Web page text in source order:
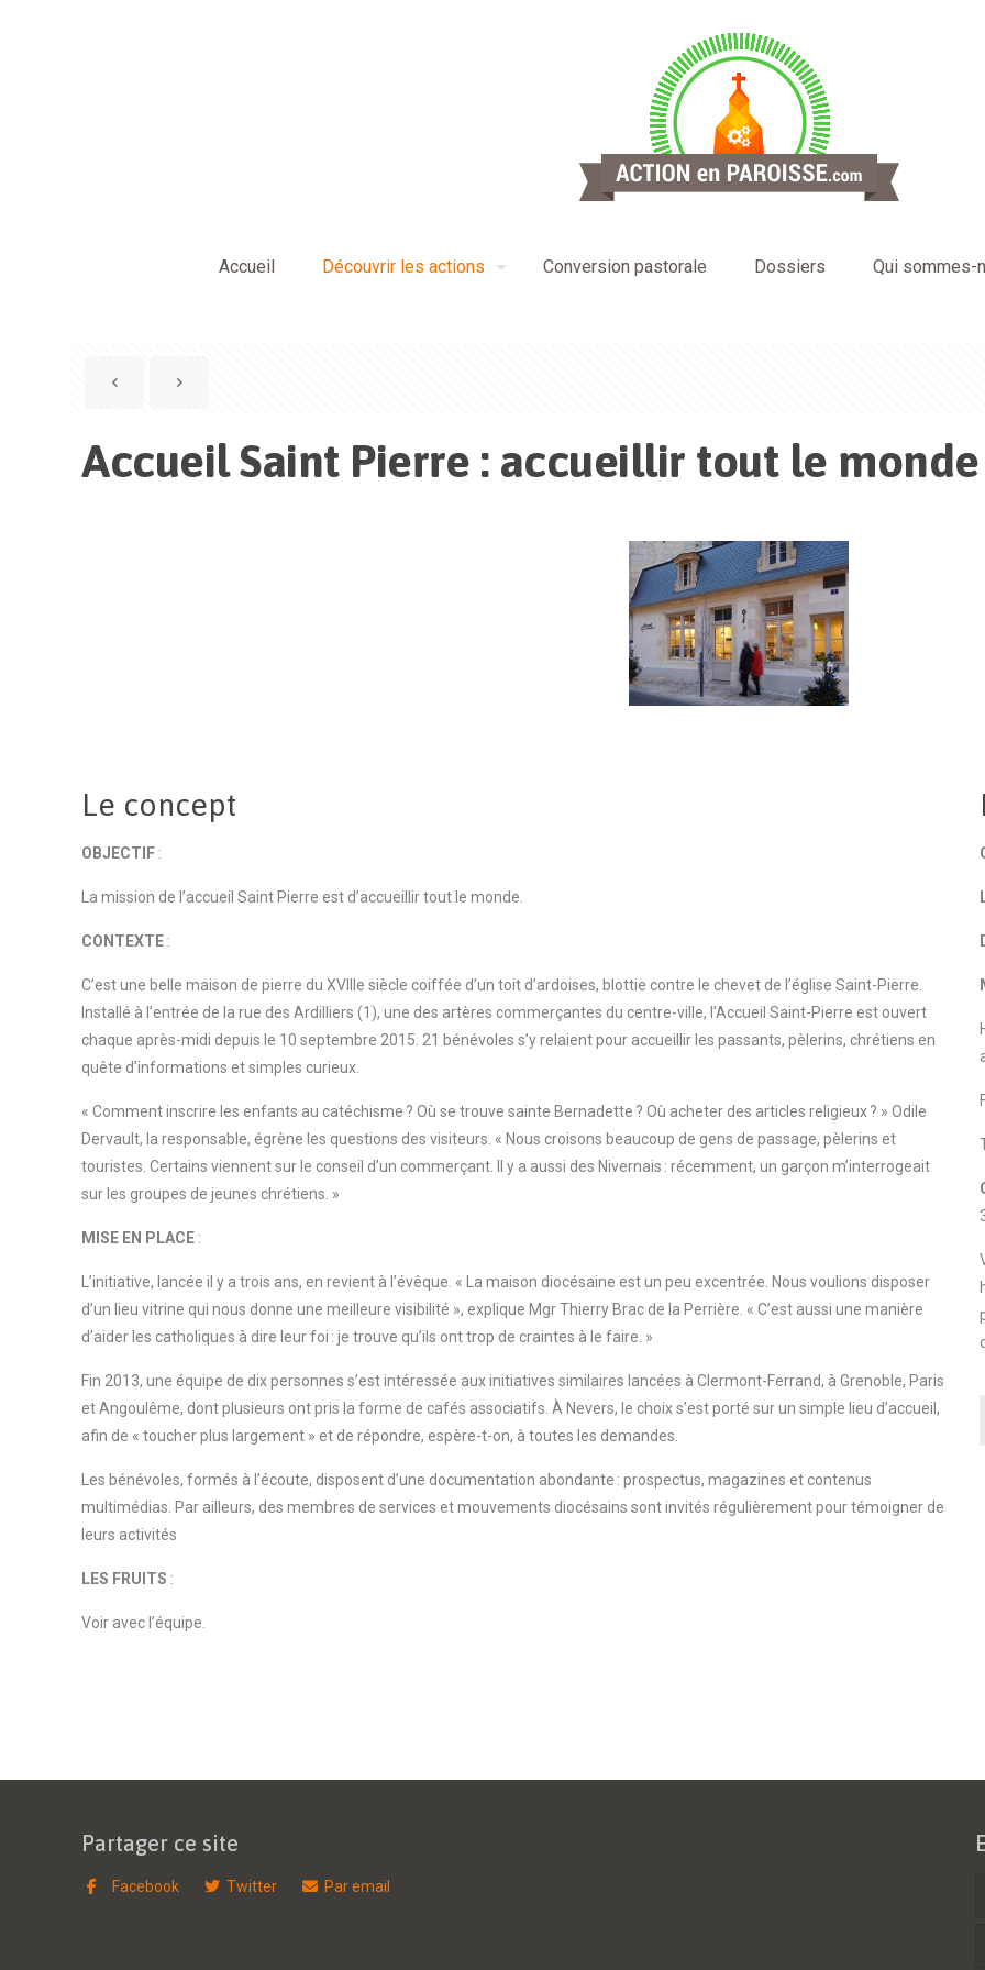
Accueil Découvrir les actions Conversion pastorale Dossiers Qui sommes-
Accueil Saint Pierre : accueillir tout le monde
Le concept
OBJECTIF :
La mission de l’accueil Saint Pierre est d’accueillir tout le monde.
CONTEXTE :
C’est une belle maison de pierre du XVIIIe siècle coiffée d’un toit d’ardoises, blottie contre le chevet de l’église Saint-Pierre.
Installé à l’entrée de la rue des Ardilliers (1), une des artères commerçantes du centre-ville, l’Accueil Saint-Pierre est ouvert
chaque après-midi depuis le 10 septembre 2015. 21 bénévoles s’y relaient pour accueillir les passants, pèlerins, chrétiens en
quête d’informations et simples curieux.
« Comment inscrire les enfants au catéchisme ? Où se trouve sainte Bernadette ? Où acheter des articles religieux ? » Odile
Dervault, la responsable, égrène les questions des visiteurs. « Nous croisons beaucoup de gens de passage, pèlerins et
touristes. Certains viennent sur le conseil d’un commerçant. Il y a aussi des Nivernais : récemment, un garçon m’interrogeait
sur les groupes de jeunes chrétiens. »
MISE EN PLACE :
L’initiative, lancée il y a trois ans, en revient à l’évêque. « La maison diocésaine est un peu excentrée. Nous voulions disposer
d’un lieu vitrine qui nous donne une meilleure visibilité », explique Mgr Thierry Brac de la Perrière. « C’est aussi une manière
d’aider les catholiques à dire leur foi : je trouve qu’ils ont trop de craintes à le faire. »
Fin 2013, une équipe de dix personnes s’est intéressée aux initiatives similaires lancées à Clermont-Ferrand, à Grenoble, Paris
et Angoulême, dont plusieurs ont pris la forme de cafés associatifs. À Nevers, le choix s’est porté sur un simple lieu d’accueil,
afin de « toucher plus largement » et de répondre, espère-t-on, à toutes les demandes.
Les bénévoles, formés à l’écoute, disposent d’une documentation abondante : prospectus, magazines et contenus
multimédias. Par ailleurs, des membres de services et mouvements diocésains sont invités régulièrement pour témoigner de
leurs activités
LES FRUITS :
Voir avec l’équipe.
Partager ce site
Facebook Twitter Par email